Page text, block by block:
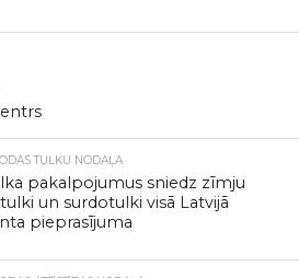
TULKU NODAĻA
pakalpojumus sniedz zīmju
un surdotulki visā Latvijā
pieprasījuma